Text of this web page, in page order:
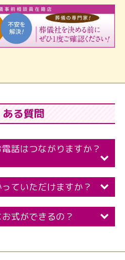
ある質問
話はつながりますか？
ていただけますか？
式ができるの？